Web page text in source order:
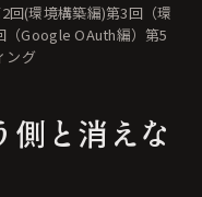
回(環境構築編)第3回（環
（Google OAuth編）第5
ング
側と消えな